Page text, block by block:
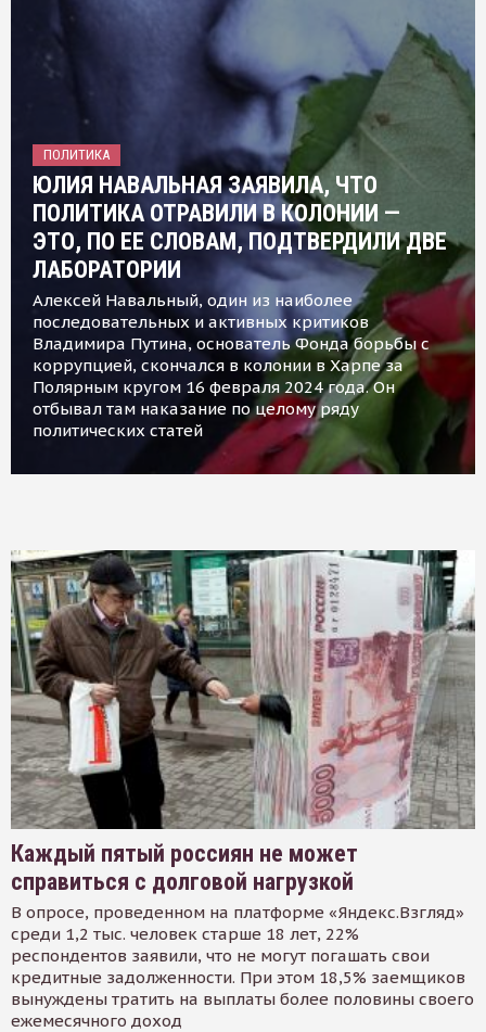
ПОЛИТИКА
ЮЛИЯ НАВАЛЬНАЯ ЗАЯВИЛА, ЧТО
ПОЛИТИКА ОТРАВИЛИ В КОЛОНИИ —
ЭТО, ПО ЕЕ СЛОВАМ, ПОДТВЕРДИЛИ ДВЕ
ЛАБОРАТОРИИ
Алексей Навальный, один из наиболее
последовательных и активных критиков
Владимира Путина, основатель Фонда борьбы с
коррупцией, скончался в колонии в Харпе за
Полярным кругом 16 февраля 2024 года. Он
отбывал там наказание по целому ряду
политических статей
Каждый пятый россиян не может
справиться с долговой нагрузкой
В опросе, проведенном на платформе «Яндекс.Взгляд»
среди 1,2 тыс. человек старше 18 лет, 22%
респондентов заявили, что не могут погашать свои
кредитные задолженности. При этом 18,5% заемщиков
вынуждены тратить на выплаты более половины своего
ежемесячного доход